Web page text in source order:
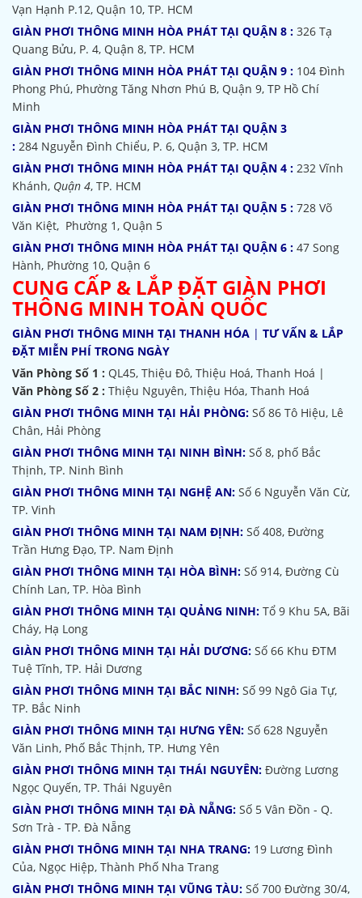
Vạn Hạnh P.12, Quận 10, TP. HCM
GIÀN PHƠI THÔNG MINH HÒA PHÁT TẠI QUẬN 8 : 326 Tạ
Quang Bửu, P. 4, Quận 8, TP. HCM
GIÀN PHƠI THÔNG MINH HÒA PHÁT TẠI QUẬN 9 : 104 Đình
Phong Phú, Phường Tăng Nhơn Phú B, Quận 9, TP Hồ Chí
Minh
GIÀN PHƠI THÔNG MINH HÒA PHÁT TẠI QUẬN 3
: 284 Nguyễn Đình Chiểu, P. 6, Quận 3, TP. HCM
GIÀN PHƠI THÔNG MINH HÒA PHÁT TẠI QUẬN 4 : 232 Vĩnh
Khánh, Quận 4, TP. HCM
GIÀN PHƠI THÔNG MINH HÒA PHÁT TẠI QUẬN 5 : 728 Võ
Văn Kiệt, Phường 1, Quận 5
GIÀN PHƠI THÔNG MINH HÒA PHÁT TẠI QUẬN 6 : 47 Song
Hành, Phường 10, Quận 6
CUNG CẤP & LẮP ĐẶT GIÀN PHƠI
THÔNG MINH TOÀN QUỐC
GIÀN PHƠI THÔNG MINH TẠI THANH HÓA | TƯ VẤN & LẮP
ĐẶT MIỄN PHÍ TRONG NGÀY
Văn Phòng Số 1 : QL45, Thiệu Đô, Thiệu Hoá, Thanh Hoá |
Văn Phòng Số 2 : Thiệu Nguyên, Thiệu Hóa, Thanh Hoá
GIÀN PHƠI THÔNG MINH TẠI HẢI PHÒNG: Số 86 Tô Hiệu, Lê
Chân, Hải Phòng
GIÀN PHƠI THÔNG MINH TẠI NINH BÌNH: Số 8, phố Bắc
Thịnh, TP. Ninh Bình
GIÀN PHƠI THÔNG MINH TẠI NGHỆ AN: Số 6 Nguyễn Văn Cừ,
TP. Vinh
GIÀN PHƠI THÔNG MINH TẠI NAM ĐỊNH: Số 408, Đường
Trần Hưng Đạo, TP. Nam Định
GIÀN PHƠI THÔNG MINH TẠI HÒA BÌNH: Số 914, Đường Cù
Chính Lan, TP. Hòa Bình
GIÀN PHƠI THÔNG MINH TẠI QUẢNG NINH: Tổ 9 Khu 5A, Bãi
Cháy, Hạ Long
GIÀN PHƠI THÔNG MINH TẠI HẢI DƯƠNG: Số 66 Khu ĐTM
Tuệ Tĩnh, TP. Hải Dương
GIÀN PHƠI THÔNG MINH TẠI BẮC NINH: Số 99 Ngô Gia Tự,
TP. Bắc Ninh
GIÀN PHƠI THÔNG MINH TẠI HƯNG YÊN: Số 628 Nguyễn
Văn Linh, Phố Bắc Thịnh, TP. Hưng Yên
GIÀN PHƠI THÔNG MINH TẠI THÁI NGUYÊN: Đường Lương
Ngọc Quyến, TP. Thái Nguyên
GIÀN PHƠI THÔNG MINH TẠI ĐÀ NẴNG: Số 5 Vân Đồn - Q.
Sơn Trà - TP. Đà Nẵng
GIÀN PHƠI THÔNG MINH TẠI NHA TRANG: 19 Lương Đình
Của, Ngọc Hiệp, Thành Phố Nha Trang
GIÀN PHƠI THÔNG MINH TẠI VŨNG TÀU: Số 700 Đường 30/4,